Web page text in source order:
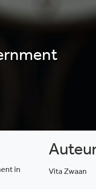
in
Vita Zwaan